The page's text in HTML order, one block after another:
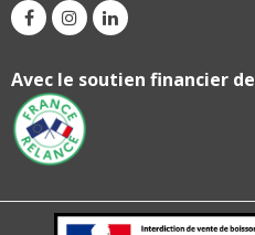
Avec le soutien financier de